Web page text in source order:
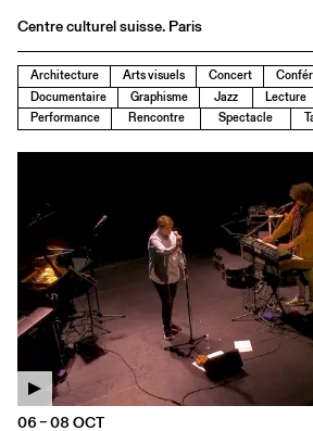
Centre culturel suisse. Paris
Agenda
Bookshop
Medias
Publications
About
FR/EN
Architecture Arts visuels Concert
Documentaire
Graphisme Jazz Lecture
Performance
Rencontre Spectacle
06 – 08 OCT